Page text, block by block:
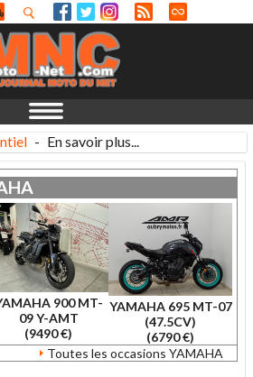
- En savoir plus...
900 MT-
09 Y-AMT
(9490 €)
YAMAHA 695 MT-07
(47.5CV)
(6790 €)
Toutes les occasions YAMAHA